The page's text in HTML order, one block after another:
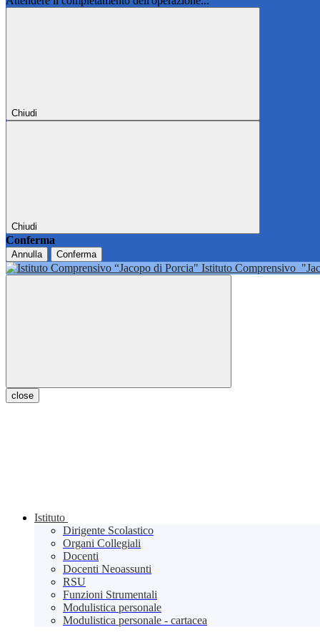
Chiudi
Chiudi
Conferma
Annulla Conferma
Istituto Comprensivo
close
Istituto
Dirigente Scolastico
Organi Collegiali
Docenti
Docenti Neoassunti
RSU
Funzioni Strumentali
Modulistica personale
Modulistica personale - cartacea